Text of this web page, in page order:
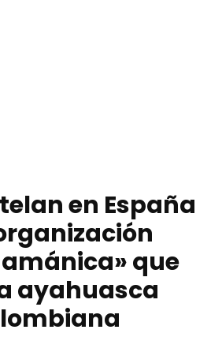
en España
que
ayahuasca